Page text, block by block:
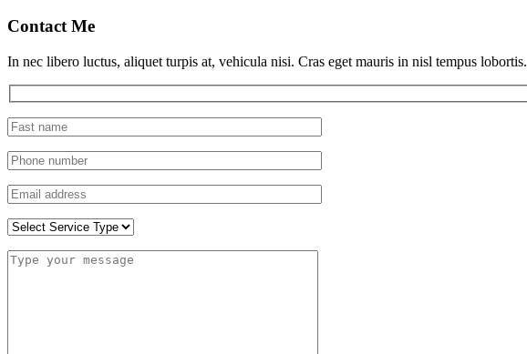
Contact Me
In nec libero luctus, aliquet turpis at, vehicula nisi. Cras eget mauris in nisl tempus lobortis.